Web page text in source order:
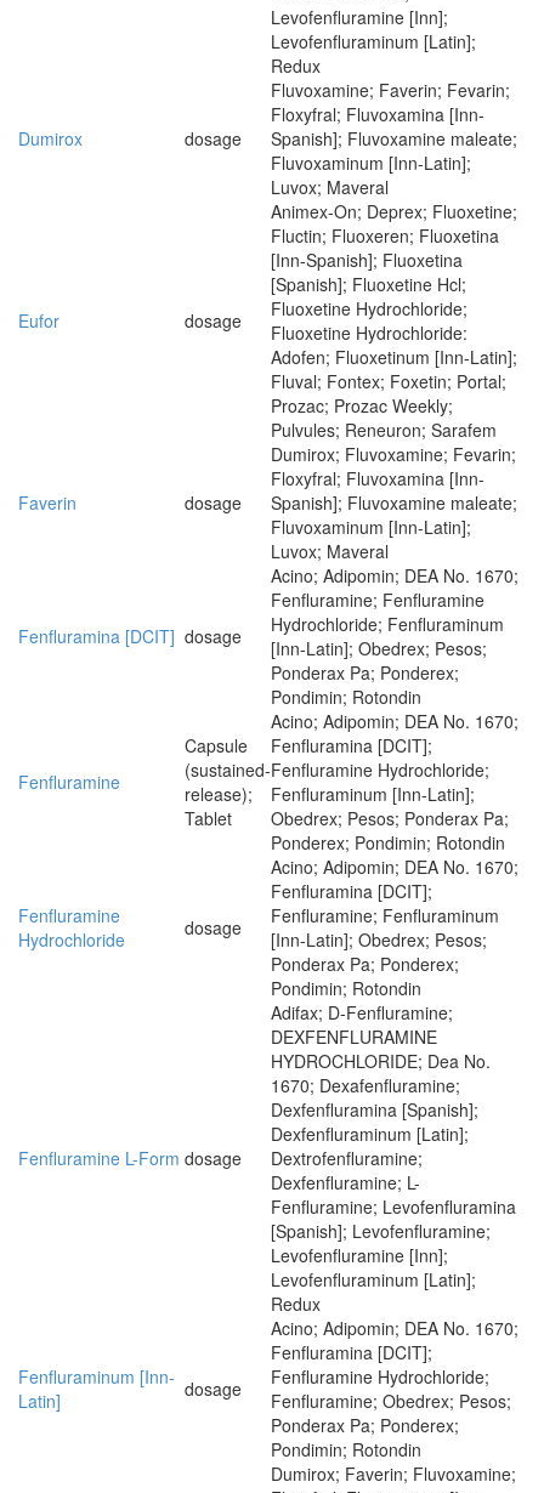
Levofenfluramine [Inn];
Levofenfluraminum [Latin];
Redux
Dumirox dosage
Fluvoxamine; Faverin; Fevarin;
Floxyfral; Fluvoxamina [Inn-
Spanish]; Fluvoxamine maleate;
Fluvoxaminum [Inn-Latin];
Luvox; Maveral
Eufor dosage
Animex-On; Deprex; Fluoxetine;
Fluctin; Fluoxeren; Fluoxetina
[Inn-Spanish]; Fluoxetina
[Spanish]; Fluoxetine Hcl;
Fluoxetine Hydrochloride;
Fluoxetine Hydrochloride:
Adofen; Fluoxetinum [Inn-Latin];
Fluval; Fontex; Foxetin; Portal;
Prozac; Prozac Weekly;
Pulvules; Reneuron; Sarafem
Faverin dosage
Dumirox; Fluvoxamine; Fevarin;
Floxyfral; Fluvoxamina [Inn-
Spanish]; Fluvoxamine maleate;
Fluvoxaminum [Inn-Latin];
Luvox; Maveral
Fenfluramina [DCIT] dosage
Acino; Adipomin; DEA No. 1670;
Fenfluramine; Fenfluramine
Hydrochloride; Fenfluraminum
[Inn-Latin]; Obedrex; Pesos;
Ponderax Pa; Ponderex;
Pondimin; Rotondin
Fenfluramine
Capsule
(sustained-
release);
Tablet
Acino; Adipomin; DEA No. 1670;
Fenfluramina [DCIT];
Fenfluramine Hydrochloride;
Fenfluraminum [Inn-Latin];
Obedrex; Pesos; Ponderax Pa;
Ponderex; Pondimin; Rotondin
Fenfluramine
Hydrochloride
dosage
Acino; Adipomin; DEA No. 1670;
Fenfluramina [DCIT];
Fenfluramine; Fenfluraminum
[Inn-Latin]; Obedrex; Pesos;
Ponderax Pa; Ponderex;
Pondimin; Rotondin
Fenfluramine L-Form dosage
Adifax; D-Fenfluramine;
DEXFENFLURAMINE
HYDROCHLORIDE; Dea No.
1670; Dexafenfluramine;
Dexfenfluramina [Spanish];
Dexfenfluraminum [Latin];
Dextrofenfluramine;
Dexfenfluramine; L-
Fenfluramine; Levofenfluramina
[Spanish]; Levofenfluramine;
Levofenfluramine [Inn];
Levofenfluraminum [Latin];
Redux
Fenfluraminum [Inn-
Latin]
dosage
Acino; Adipomin; DEA No. 1670;
Fenfluramina [DCIT];
Fenfluramine Hydrochloride;
Fenfluramine; Obedrex; Pesos;
Ponderax Pa; Ponderex;
Pondimin; Rotondin
Dumirox; Faverin; Fluvoxamine;